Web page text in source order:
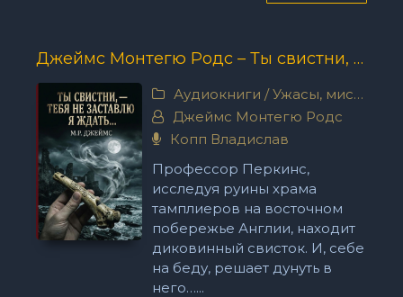
Джеймс Монтегю Родс – Ты свистни, — тебя не заставлю я ждать...
Аудиокниги /Ужасы, мистика
Джеймс Монтегю Родс
Копп Владислав
Профессор Перкинс,
исследуя руины храма
тамплиеров на восточном
побережье Англии, находит
диковинный свисток. И, себе
на беду, решает дунуть в
него…...